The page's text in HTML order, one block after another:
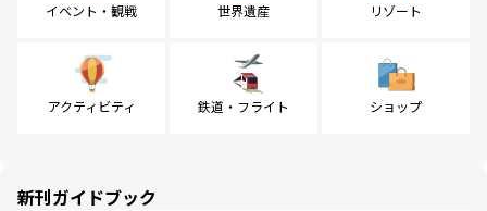
イベント・観戦 世界遺産 リゾート
アクティビティ 鉄道・フライト ショップ
新刊ガイドブック